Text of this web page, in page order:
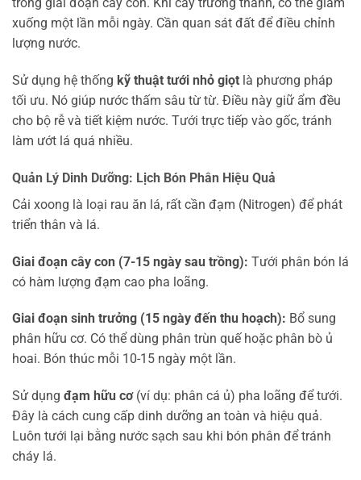
xuống một lần mỗi ngày. Cần quan sát đất để điều chỉnh
lượng nước.
Sử dụng hệ thống kỹ thuật tưới nhỏ giọt là phương pháp
tối ưu. Nó giúp nước thấm sâu từ từ. Điều này giữ ẩm đều
cho bộ rễ và tiết kiệm nước. Tưới trực tiếp vào gốc, tránh
làm ướt lá quá nhiều.
Quản Lý Dinh Dưỡng: Lịch Bón Phân Hiệu Quả
Cải xoong là loại rau ăn lá, rất cần đạm (Nitrogen) để phát
triển thân và lá.
Giai đoạn cây con (7-15 ngày sau trồng): Tưới phân bón lá
có hàm lượng đạm cao pha loãng.
Giai đoạn sinh trưởng (15 ngày đến thu hoạch): Bổ sung
phân hữu cơ. Có thể dùng phân trùn quế hoặc phân bò ủ
hoai. Bón thúc mỗi 10-15 ngày một lần.
Sử dụng đạm hữu cơ(ví dụ: phân cá ủ) pha loãng để tưới.
Đây là cách cung cấp dinh dưỡng an toàn và hiệu quả.
Luôn tưới lại bằng nước sạch sau khi bón phân để tránh
cháy lá.